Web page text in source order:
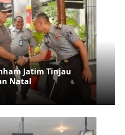
Jatim Tinjau
Natal